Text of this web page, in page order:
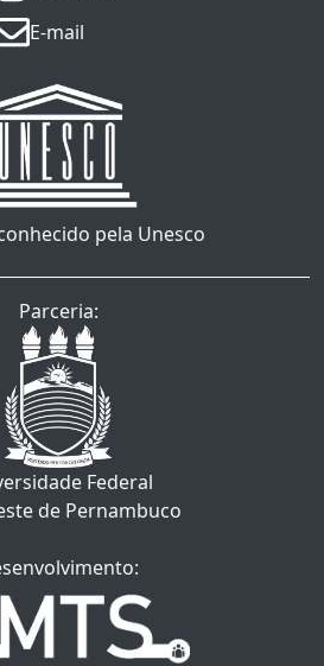
E-mail
pela Unesco
Parceria:
Federal
de Pernambuco